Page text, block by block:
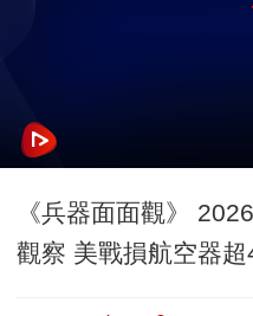
《兵器面面觀》
觀察 美戰損航空器超